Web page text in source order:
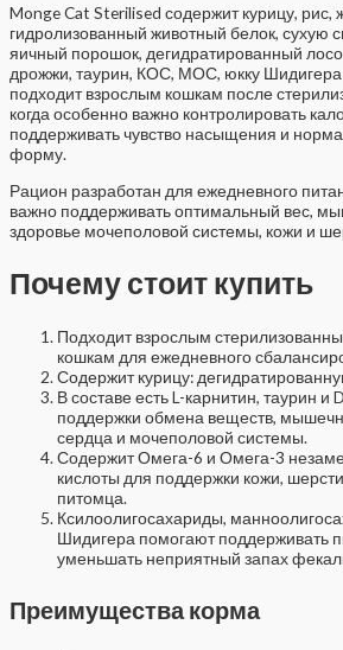
Monge Cat Sterilised содержит курицу, рис,
гидролизованный животный белок, сухую
яичный порошок, дегидратированный
дрожжи, таурин, КОС, МОС, юкку
подходит взрослым кошкам после
когда особенно важно контролировать
поддерживать чувство насыщения и
форму.
Рацион разработан для ежедневного
важно поддерживать оптимальный вес,
здоровье мочеполовой системы, кожи и
Почему стоит купить
Подходит взрослым
кошкам для ежедневного
Содержит курицу:
В составе есть L-карнитин, таурин и
поддержки обмена веществ,
сердца и мочеполовой системы.
Содержит Омега-6 и Омега-3
кислоты для поддержки кожи,
питомца.
Ксилоолигосахариды,
Шидигера помогают поддерживать
уменьшать неприятный запах
Преимущества корма